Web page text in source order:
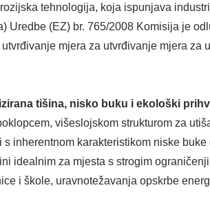
tehnologija, koja ispunjava
Uredbe (EZ) br. 765/2008 Komisija je
mjera za utvrđivanje mjera
tišina, nisko buku i ekološki
višeslojskom strukturom za
s inherentnom karakteristikom niske
idealnim za mjesta s strogim
i škole, uravnotežavanja opskrbe